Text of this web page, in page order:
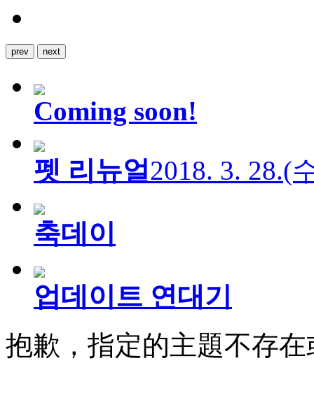
prev next
Coming soon!
펫 리뉴얼2018. 3. 28.(
축데이
업데이트 연대기
抱歉，指定的主題不存